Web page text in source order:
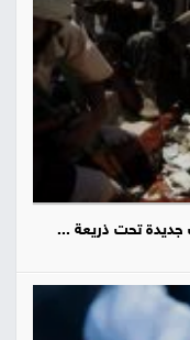
جديدة تحت ذريعة ...